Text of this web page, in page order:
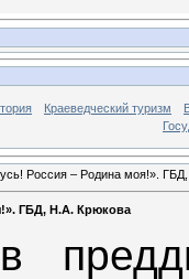
Краеведческий туризм
Россия – Родина моя!».
ГБД, Н.А. Крюкова
в